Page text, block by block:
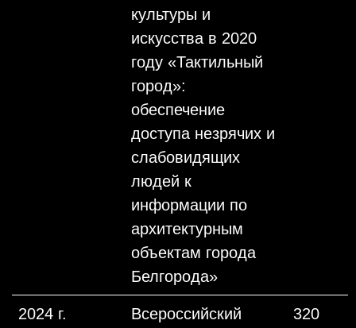
культуры и
искусства в 2020
году «Тактильный
город»:
обеспечение
доступа незрячих и
слабовидящих
людей к
информации по
архитектурным
объектам города
Белгорода»
2024 г.
Всероссийский
320